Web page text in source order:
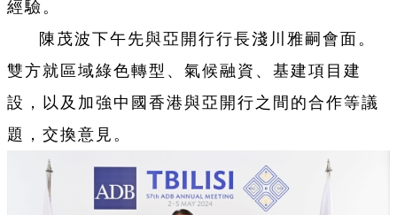
經驗。
陳茂波下午先與亞開行行長淺川雅嗣會面。
雙方就區域綠色轉型、氣候融資、基建項目建
設，以及加強中國香港與亞開行之間的合作等議
題，交換意見。